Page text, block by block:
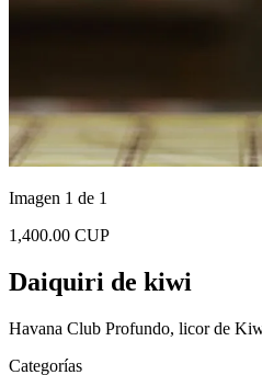
Imagen 1 de 1
1,400.00 CUP
Daiquiri de kiwi
Havana Club Profundo, licor de
Categorías